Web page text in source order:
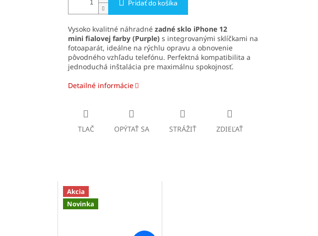
Pridať do košíka
Vysoko kvalitné náhradné zadné sklo iPhone 12
mini fialovej farby (Purple) s integrovanými sklíčkami na
fotoaparát, ideálne na rýchlu opravu a obnovenie
pôvodného vzhľadu telefónu. Perfektná kompatibilita a
jednoduchá inštalácia pre maximálnu spokojnosť.
Detailné informácie
TLAČ OPÝTAŤ SA STRÁŽIŤ ZDIEĽAŤ
Akcia
Novinka